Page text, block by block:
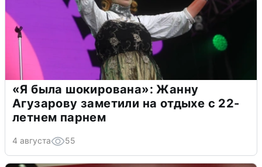
«Я была шокирована»: Жанну
Агузарову заметили на отдыхе с 22-
летнем парнем
4 августа 55